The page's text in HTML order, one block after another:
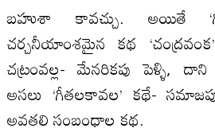
బహుశా కావచ్చు. అయితే
చర్చనీయాంశమైన కథ
చట్రంవల్ల- మేనరికపు పెళ్ళి,
అసలు ‘గీతలకావల’ కథే-
అవతలి సంబంధాల కథ.